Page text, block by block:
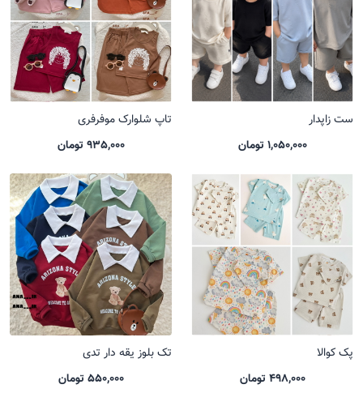
ست زاپدار
1,050,000 تومان
تاپ شلوارک موفرفری
935,000 تومان
پک کوالا
498,000 تومان
تک بلوز یقه دار تدی
550,000 تومان